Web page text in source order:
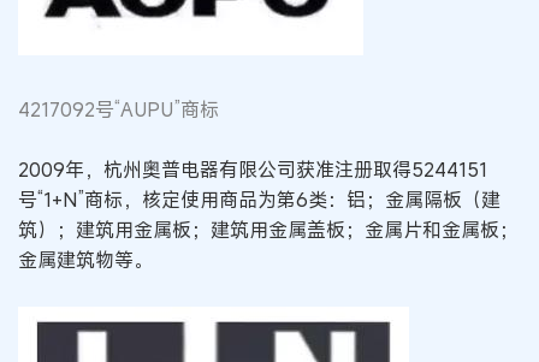
4217092号“AUPU”商标
2009年，杭州奥普电器有限公司获准注册取得5244151
号“1+N”商标，核定使用商品为第6类：铝；金属隔板（建
筑）；建筑用金属板；建筑用金属盖板；金属片和金属板；
金属建筑物等。